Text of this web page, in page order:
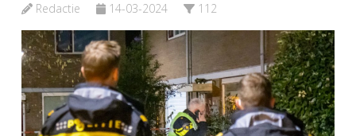
Redactie 14-03-2024 112